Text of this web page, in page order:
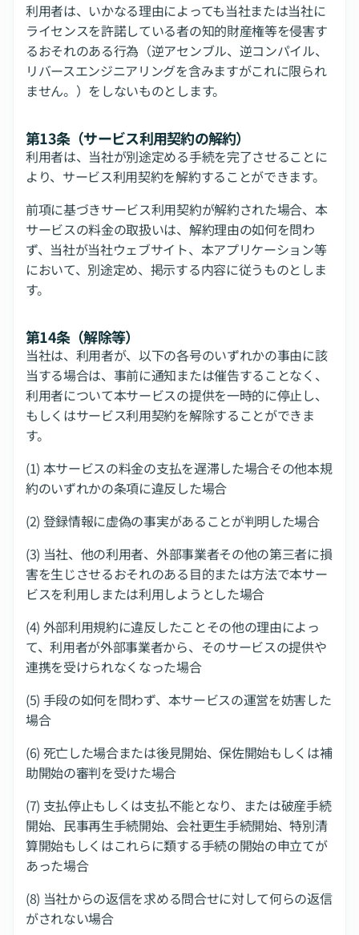
利用者は、いかなる理由によっても当社または当社に
ライセンスを許諾している者の知的財産権等を侵害す
るおそれのある行為（逆アセンブル、逆コンパイル、
リバースエンジニアリングを含みますがこれに限られ
ません。）をしないものとします。
第13条（サービス利用契約の解約）
利用者は、当社が別途定める手続を完了させることに
より、サービス利用契約を解約することができます。
前項に基づきサービス利用契約が解約された場合、本
サービスの料金の取扱いは、解約理由の如何を問わ
ず、当社が当社ウェブサイト、本アプリケーション等
において、別途定め、掲示する内容に従うものとしま
す。
第14条（解除等）
当社は、利用者が、以下の各号のいずれかの事由に該
当する場合は、事前に通知または催告することなく、
利用者について本サービスの提供を一時的に停止し、
もしくはサービス利用契約を解除することができま
す。
(1) 本サービスの料金の支払を遅滞した場合その他本規
約のいずれかの条項に違反した場合
(2) 登録情報に虚偽の事実があることが判明した場合
(3) 当社、他の利用者、外部事業者その他の第三者に損
害を生じさせるおそれのある目的または方法で本サー
ビスを利用しまたは利用しようとした場合
(4) 外部利用規約に違反したことその他の理由によっ
て、利用者が外部事業者から、そのサービスの提供や
連携を受けられなくなった場合
(5) 手段の如何を問わず、本サービスの運営を妨害した
場合
(6) 死亡した場合または後見開始、保佐開始もしくは補
助開始の審判を受けた場合
(7) 支払停止もしくは支払不能となり、または破産手続
開始、民事再生手続開始、会社更生手続開始、特別清
算開始もしくはこれらに類する手続の開始の申立てが
あった場合
(8) 当社からの返信を求める問合せに対して何らの返信
がされない場合